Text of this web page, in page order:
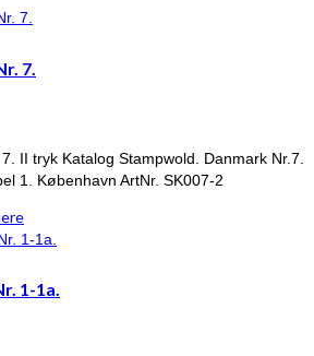
7.
II tryk Katalog Stampwold. Danmark Nr.7.
1. København ArtNr. SK007-2
1-1a.